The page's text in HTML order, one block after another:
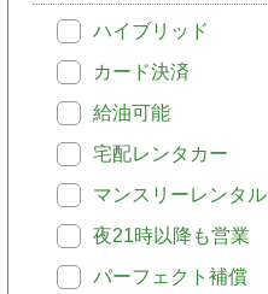
ハイブリッド
カード決済
給油可能
宅配レンタカー
マンスリーレンタル
夜21時以降も営業
パーフェクト補償